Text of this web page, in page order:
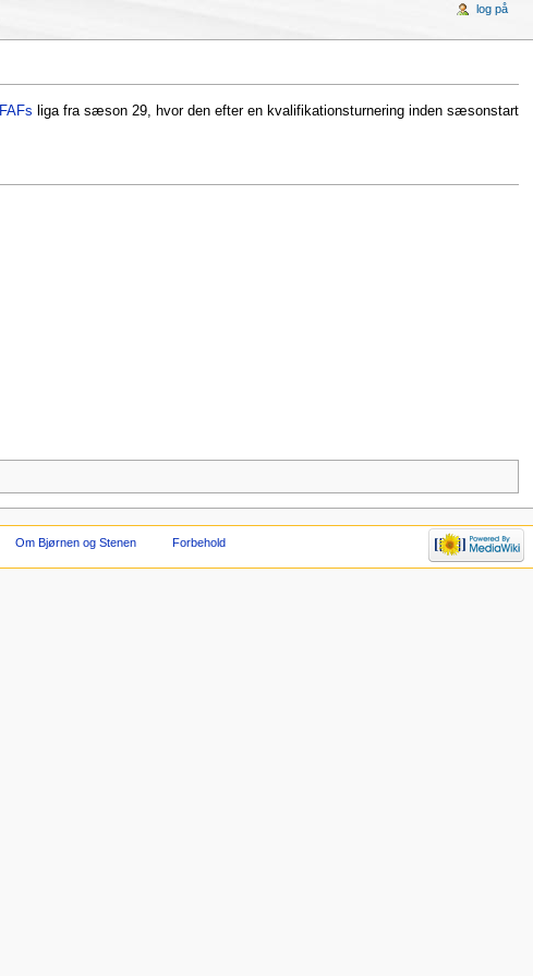
FAFs liga fra sæson 29, hvor den efter en kvalifikationsturnering inden sæsonstart
log på
Om Bjørnen og Stenen Forbehold